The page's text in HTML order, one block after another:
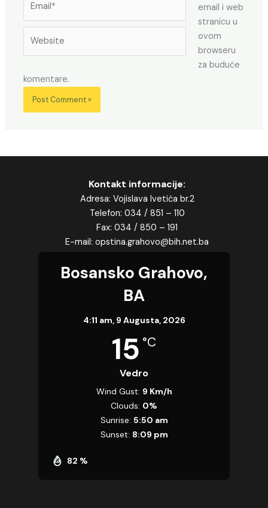
email i web
stranicu u
ovom
browseru
za buduće
komentare.
Kontakt informacije:
Adresa: Vojislava Ivetića br.2
Telefon: 034 / 851 – 110
Fax: 034 / 850 – 191
E-mail: opstina.grahovo@bih.net.ba
Bosansko Grahovo,
BA
4:11 am, 9 Augusta, 2026
15 °C
Vedro
82 %
Wind Gust: 9 Km/h
Clouds: 0%
Sunrise: 5:50 am
Sunset: 8:09 pm